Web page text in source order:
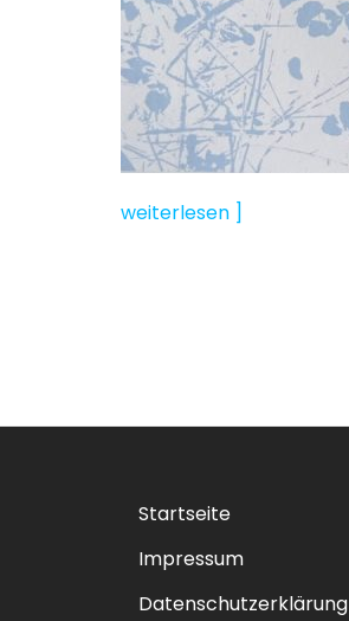
weiterlesen ]
Startseite
Impressum
Datenschutzerklärung